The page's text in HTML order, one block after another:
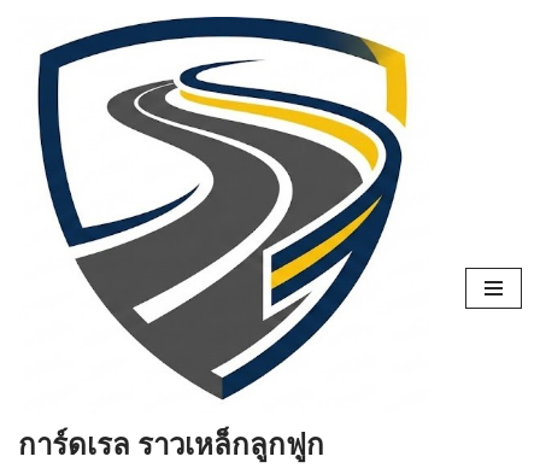
Skip
content
การ์ดเรล ราวเหล็กลูกฟูก